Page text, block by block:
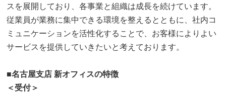
スを展開しており、各事業と組織は成長を続けています。
従業員が業務に集中できる環境を整えるとともに、社内コ
ミュニケーションを活性化することで、お客様によりよい
サービスを提供していきたいと考えております。
■名古屋支店 新オフィスの特徴
＜受付＞